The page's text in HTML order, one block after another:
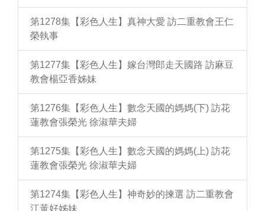
第1278集【彩色人生】真神大愛 訪二重教會王仁
榮執事
第1277集【彩色人生】嫁台灣郎走天國路 訪麻豆
教會楊亞香姊妹
第1276集【彩色人生】數念天國的媽媽(下) 訪花
蓮教會張榮光 徐淑華夫婦
第1275集【彩色人生】數念天國的媽媽(上) 訪花
蓮教會張榮光 徐淑華夫婦
第1274集【彩色人生】神奇妙的揀選 訪二重教會
江黃好姊妹